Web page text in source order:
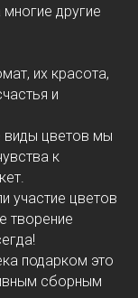
другие
их красота,
и
виды цветов мы
к
участие цветов
творение
подарком это
сборным